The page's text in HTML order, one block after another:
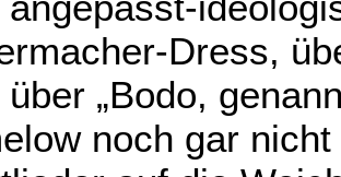
Dress,
„Bodo,
noch gar